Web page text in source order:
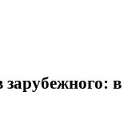
зарубежного: в